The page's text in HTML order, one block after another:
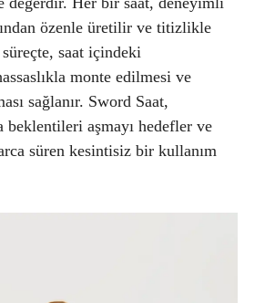
özenle üretilir ve titizlikle
saat içindeki
monte edilmesi ve
sağlanır. Sword Saat,
beklentileri aşmayı hedefler ve
süren kesintisiz bir kullanım